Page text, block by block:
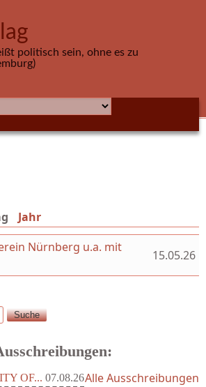
politisch sein, ohne es zu
(aktiver Reiter)
Jahr
Nürnberg u.a. mit
15.05.26
OF... 07.08.26Alle Ausschreibungen